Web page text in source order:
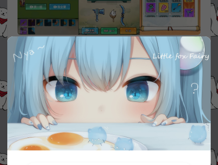
资源下载
此资源下载价格为 30 星钻，请先 登录
收藏 (0) 打赏 点赞 (0)